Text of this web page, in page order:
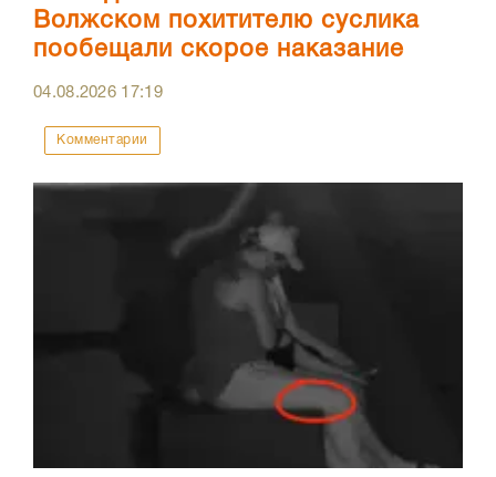
Волжском похитителю суслика
пообещали скорое наказание
04.08.2026 17:19
Комментарии